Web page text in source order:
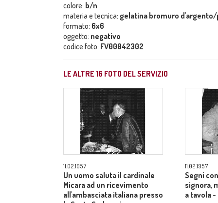
colore: b/n
materia e tecnica: gelatina bromuro
formato: 6x6
oggetto: negativo
codice foto: FV00042302
LE ALTRE16 FOTO DEL SERVIZIO
11.02.1957
Un uomo saluta il cardinale
Micara ad un ricevimento
all'ambasciata italiana presso
11.02.1957
Segni
signora,
a tavola